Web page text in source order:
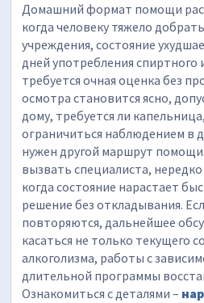
Домашний формат помощи
когда человеку тяжело
учреждения, состояние
дней употребления спиртного
требуется очная оценка без
осмотра становится ясно,
дому, требуется ли
ограничиться наблюдением в
нужен другой маршрут
вызвать специалиста,
когда состояние нарастает
решение без откладывания.
повторяются, дальнейшее
касаться не только текущего
алкоголизма, работы с
длительной программы
Ознакомиться с деталями –